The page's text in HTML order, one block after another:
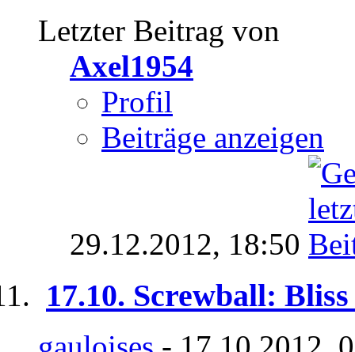
Letzter Beitrag von
Axel1954
Profil
Beiträge anzeigen
29.12.2012, 18:50
17.10. Screwball: